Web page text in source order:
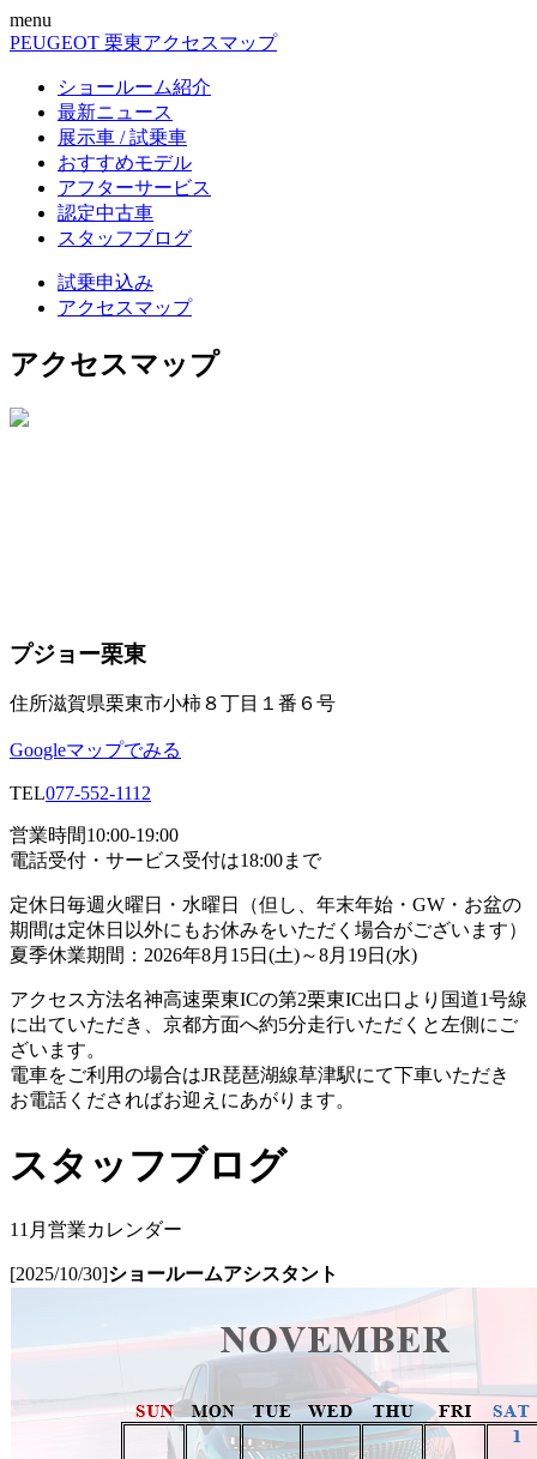
menu
PEUGEOT 栗東アクセスマップ
ショールーム紹介
最新ニュース
展示車 / 試乗車
おすすめモデル
アフターサービス
認定中古車
スタッフブログ
試乗申込み
アクセスマップ
アクセスマップ
プジョー栗東
住所滋賀県栗東市小柿８丁目１番６号
Googleマップでみる
TEL077-552-1112
営業時間10:00-19:00
電話受付・サービス受付は18:00まで
定休日 毎週火曜日・水曜日（但し、年末年始・GW・お盆の
期間は定休日以外にもお休みをいただく場合がございます）
夏季休業期間：2026年8月15日(土)～8月19日(水)
アクセス方法名神高速栗東ICの第2栗東IC出口より国道1号線
に出ていただき、京都方面へ約5分走行いただくと左側にご
ざいます。
電車をご利用の場合はJR琵琶湖線草津駅にて下車いただき
お電話くださればお迎えにあがります。
スタッフブログ
11月営業カレンダー
[2025/10/30]ショールームアシスタント